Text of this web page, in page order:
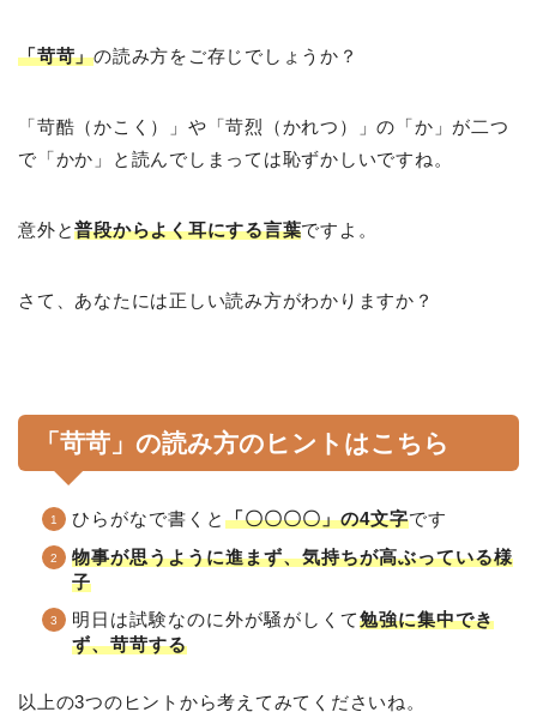
「苛苛」の読み方をご存じでしょうか？
「苛酷（かこく）」や「苛烈（かれつ）」の「か」が二つ
で「かか」と読んでしまっては恥ずかしいですね。
意外と普段からよく耳にする言葉ですよ。
さて、あなたには正しい読み方がわかりますか？
「苛苛」の読み方のヒントはこちら
ひらがなで書くと 「〇〇〇〇」の4文字です
物事が思うように進まず、気持ちが高ぶっている様
子
明日は試験なのに外が騒がしくて勉強に集中でき
ず、苛苛する
以上の3つのヒントから考えてみてくださいね。